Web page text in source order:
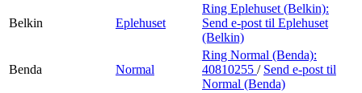
Belkin Eplehuset
Ring Eplehuset (Belkin):
Send e-post til Eplehuset
(Belkin)
Benda Normal
Ring Normal (Benda):
40810255 / Send e-post til
Normal (Benda)